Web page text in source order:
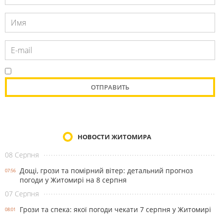
НОВОСТИ ЖИТОМИРА
08 Серпня
07:56
Дощі, грози та помірний вітер: детальний прогноз
погоди у Житомирі на 8 серпня
07 Серпня
08:01
Грози та спека: якої погоди чекати 7 серпня у Житомирі